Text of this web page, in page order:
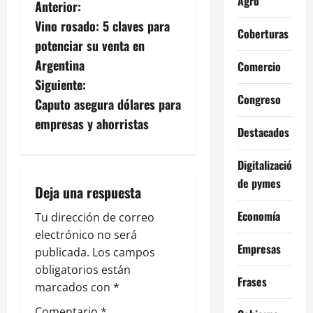
N
a
v
e
g
c
i
ó
n
d
Anterior:
Vino rosado: 5 claves para
potenciar su venta en
Argentina
Siguiente:
Caputo asegura dólares para
empresas y ahorristas
Deja una respuesta
Tu dirección de correo
electrónico no será
publicada. Los campos
obligatorios están
marcados con *
Coberturas
Comercio
Congreso
Destacados
Digitalización
de pymes
Economía
Empresas
Frases